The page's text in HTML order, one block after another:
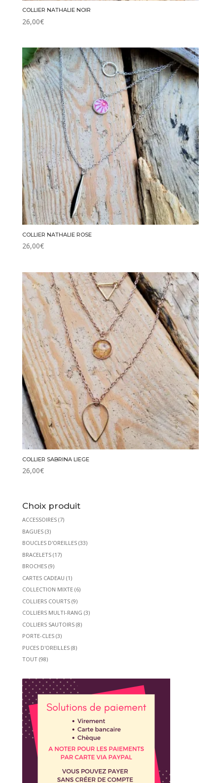
COLLIER NATHALIE NOIR
26,00€
COLLIER NATHALIE ROSE
26,00€
COLLIER SABRINA LIEGE
26,00€
Choix produit
ACCESSOIRES (7)
BAGUES (3)
BOUCLES D'OREILLES (33)
BRACELETS (17)
BROCHES (9)
CARTES CADEAU (1)
COLLECTION MIXTE (6)
COLLIERS COURTS (9)
COLLIERS MULTI-RANG (3)
COLLIERS SAUTOIRS (8)
PORTE-CLES (3)
PUCES D'OREILLES (8)
TOUT (98)